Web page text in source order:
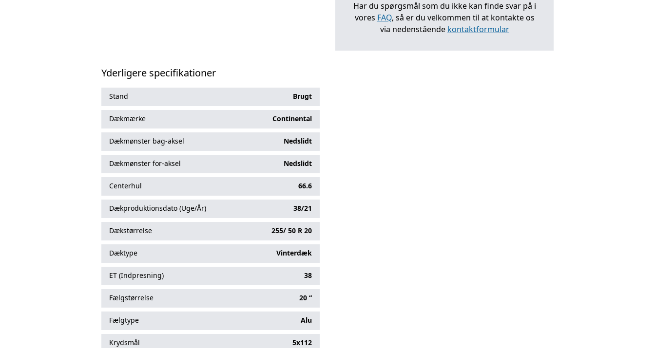
Har du spørgsmål som du ikke kan finde svar på i
vores FAQ, så er du velkommen til at kontakte os
via nedenstående kontaktformular
Yderligere specifikationer
Stand Brugt
Dækmærke Continental
Dækmønster bag-aksel Nedslidt
Dækmønster for-aksel Nedslidt
Centerhul 66.6
Dækproduktionsdato (Uge/År) 38/21
Dækstørrelse 255/ 50 R 20
Dæktype Vinterdæk
ET (Indpresning) 38
Fælgstørrelse 20 “
Fælgtype Alu
Krydsmål 5x112